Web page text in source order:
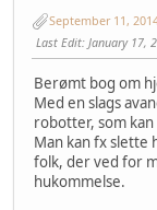
September 11,
Last Edit: January 17,
Berømt bog om
Med en slags
robotter, som
Man kan fx slette
folk, der ved for
hukommelse.